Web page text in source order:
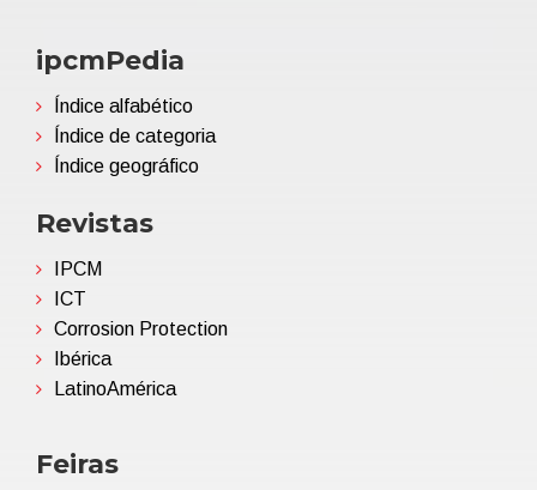
ipcmPedia
Índice alfabético
Índice de categoria
Índice geográfico
Revistas
IPCM
ICT
Corrosion Protection
Ibérica
LatinoAmérica
Feiras